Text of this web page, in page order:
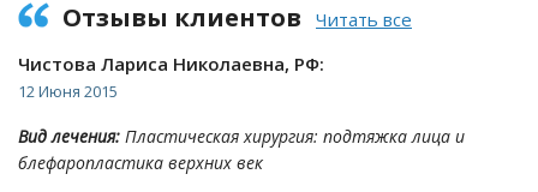
Отзывы клиентов
Читать все
Чистова Лариса Николаевна, РФ:
12 Июня 2015
Вид лечения: Пластическая хирургия: подтяжка лица и
блефаропластика верхних век